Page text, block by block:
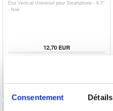
Consentement Détails
Étui Vertical Universel pour Smartphone - 6.7"
- Noir
12,70EUR